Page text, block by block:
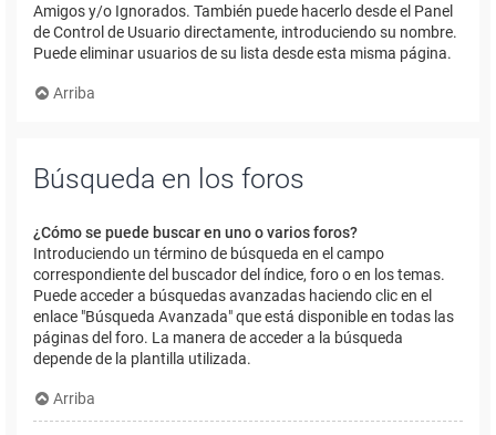
Amigos y/o Ignorados. También puede hacerlo desde el Panel
de Control de Usuario directamente, introduciendo su nombre.
Puede eliminar usuarios de su lista desde esta misma página.
Arriba
Búsqueda en los foros
¿Cómo se puede buscar en uno o varios foros?
Introduciendo un término de búsqueda en el campo
correspondiente del buscador del índice, foro o en los temas.
Puede acceder a búsquedas avanzadas haciendo clic en el
enlace "Búsqueda Avanzada" que está disponible en todas las
páginas del foro. La manera de acceder a la búsqueda
depende de la plantilla utilizada.
Arriba